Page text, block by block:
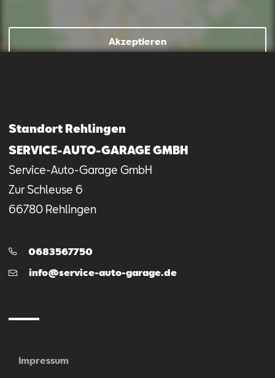
Akzeptieren
Standort Rehlingen
SERVICE-AUTO-GARAGE GMBH
Service-Auto-Garage GmbH
Zur Schleuse 6
66780 Rehlingen
Telefon:
0683567750
E-
info@service-auto-garage.de
Impressum